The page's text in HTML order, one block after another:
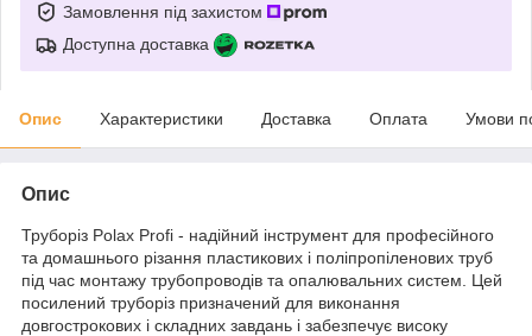
Замовлення під захистом
Доступна доставка
Опис Характеристики Доставка Оплата Умови
Опис
Труборіз Polax Profi - надійний інструмент для професійного
та домашнього різання пластикових і поліпропіленових труб
під час монтажу трубопроводів та опалювальних систем. Цей
посилений труборіз призначений для виконання
довгострокових і складних завдань і забезпечує високу